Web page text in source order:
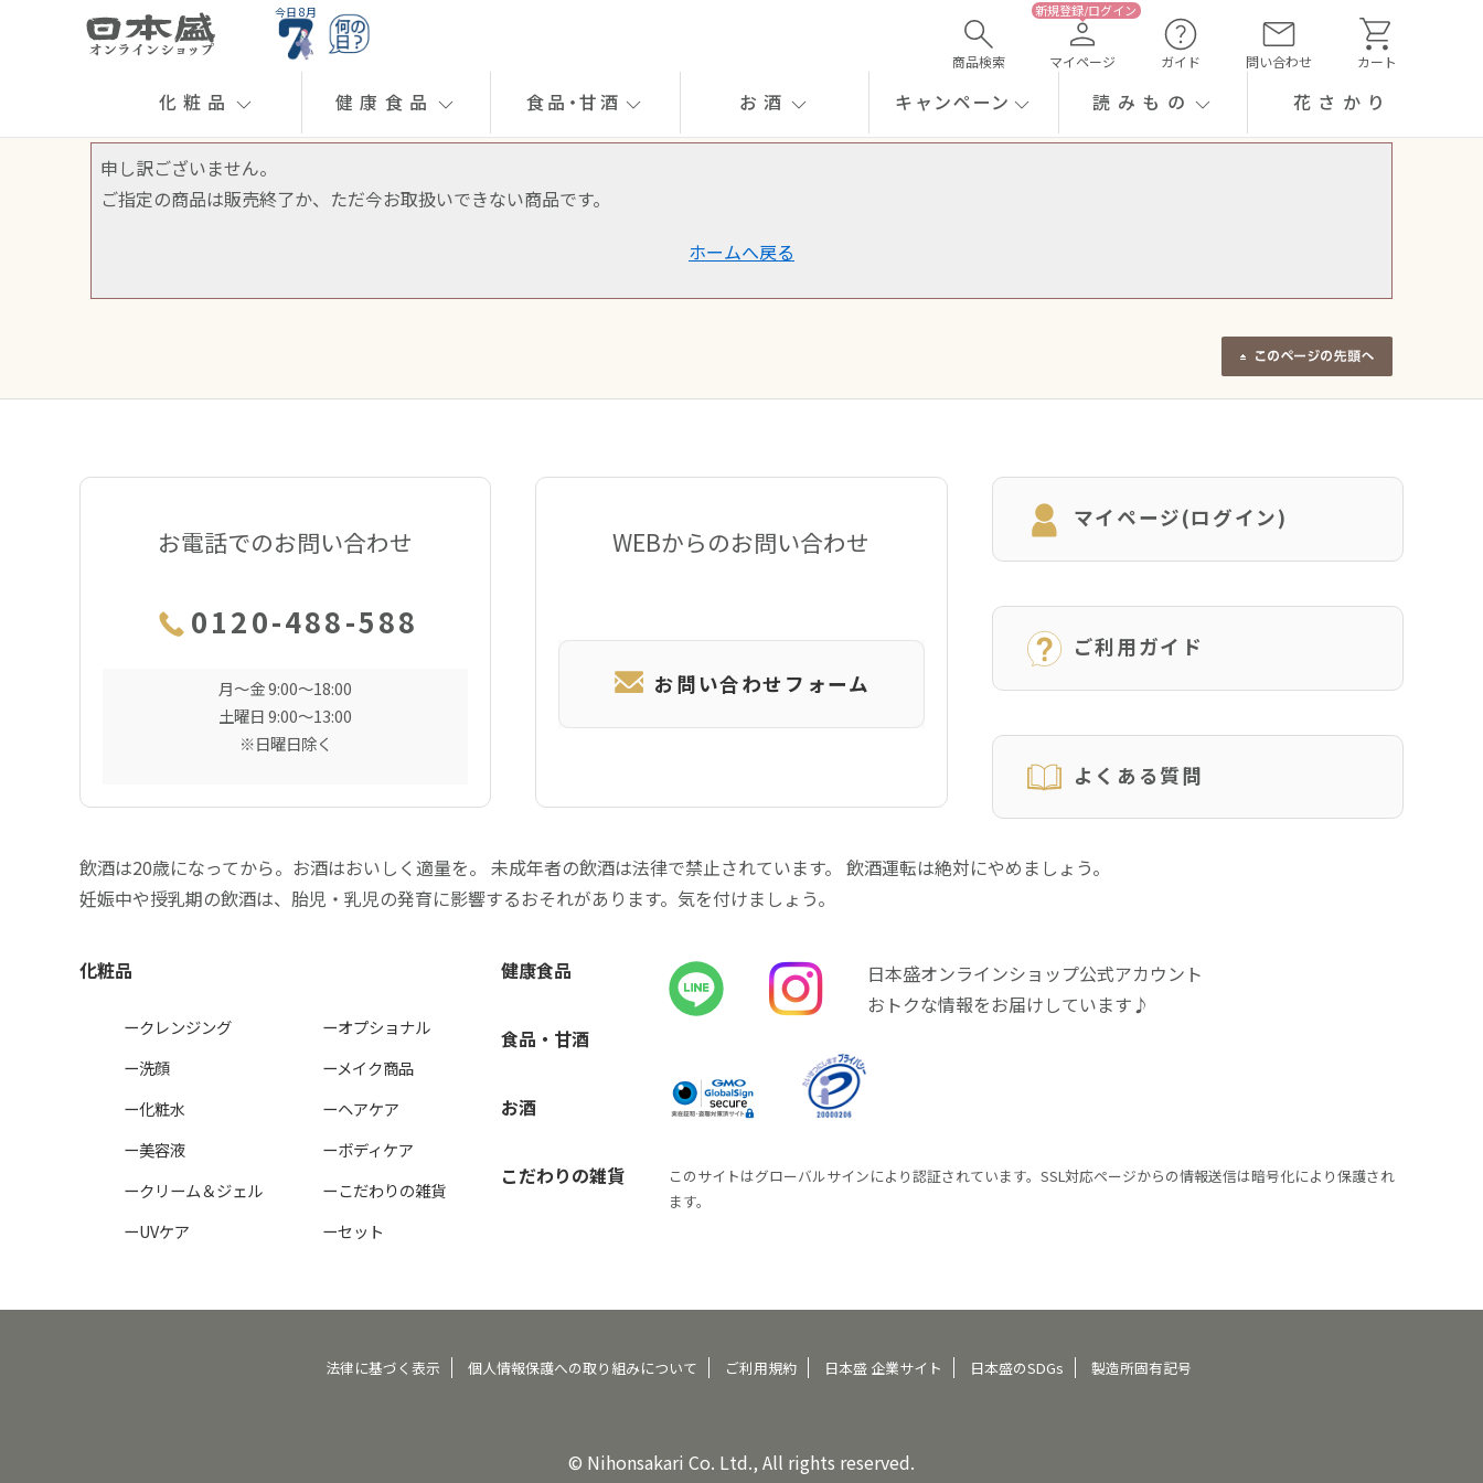
今日 8月
商品検索 マイページ ガイド 問い合わせ カート
化粧品 健康食品 食品・甘酒 お酒 キャンペーン 読みもの 花さかり
申し訳ございません。
ご指定の商品は販売終了か、ただ今お取扱いできない商品です。
ホームへ戻る
お電話でのお問い合わせ
0120-488-588
月〜金 9:00〜18:00
土曜日 9:00〜13:00
※日曜日除く
WEBからのお問い合わせ
お問い合わせフォーム
マイページ(ログイン)
ご利用ガイド
よくある質問
飲酒は20歳になってから。お酒はおいしく適量を。 未成年者の飲酒は法律で禁止されています。 飲酒運転は絶対にやめましょう。
妊娠中や授乳期の飲酒は、胎児・乳児の発育に影響するおそれがあります。気を付けましょう。
化粧品
ークレンジング
ー洗顔
ー化粧水
ー美容液
ークリーム＆ジェル
ーUVケア
ーオプショナル
ーメイク商品
ーヘアケア
ーボディケア
ーこだわりの雑貨
ーセット
健康食品
食品・甘酒
お酒
こだわりの雑貨
日本盛オンラインショップ公式アカウント
おトクな情報をお届けしています♪
このサイトはグローバルサインにより認証されています。SSL対応ページからの情報送信は暗号化により保護され
ます。
法律に基づく表示 個人情報保護への取り組みについて ご利用規約 日本盛 企業サイト 日本盛のSDGs 製造所固有記号
© Nihonsakari Co. Ltd., All rights reserved.